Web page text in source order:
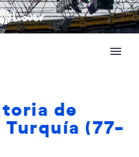
de
Turquía (77-